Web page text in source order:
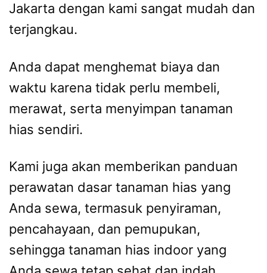
Jakarta dengan kami sangat mudah dan
terjangkau.
Anda dapat menghemat biaya dan
waktu karena tidak perlu membeli,
merawat, serta menyimpan tanaman
hias sendiri.
Kami juga akan memberikan panduan
perawatan dasar tanaman hias yang
Anda sewa, termasuk penyiraman,
pencahayaan, dan pemupukan,
sehingga tanaman hias indoor yang